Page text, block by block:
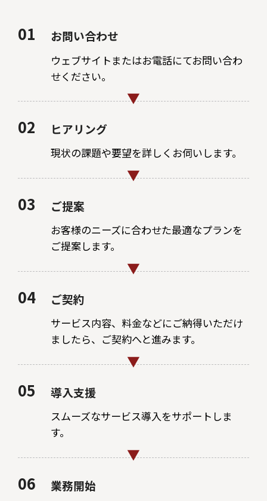
01 お問い合わせ
ウェブサイトまたはお電話にてお問い合わ
せください。
02 ヒアリング
現状の課題や要望を詳しくお伺いします。
03 ご提案
お客様のニーズに合わせた最適なプランを
ご提案します。
04 ご契約
サービス内容、料金などにご納得いただけ
ましたら、ご契約へと進みます。
05 導入支援
スムーズなサービス導入をサポートしま
す。
06 業務開始